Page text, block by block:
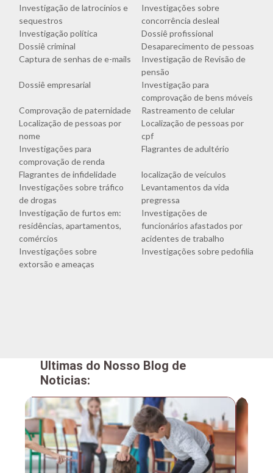
Investigação de latrocínios e
sequestros
Investigações sobre
concorrência desleal
Investigação política
Dossiê profissional
Dossiê criminal
Desaparecimento de pessoas
Captura de senhas de e-mails
Investigação de Revisão de
pensão
Dossiê empresarial
Investigação para
comprovação de bens móveis
Comprovação de paternidade
Rastreamento de celular
Localização de pessoas por
nome
Localização de pessoas por
cpf
Investigações para
comprovação de renda
Flagrantes de adultério
Flagrantes de infidelidade
localização de veículos
Investigações sobre tráfico
de drogas
Levantamentos da vida
pregressa
Investigação de furtos em:
residências, apartamentos,
comércios
Investigações de
funcionários afastados por
acidentes de trabalho
Investigações sobre
extorsão e ameaças
Investigações sobre pedofilia
Ultimas do Nosso Blog de
Noticias: